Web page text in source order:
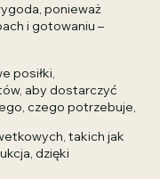
ponieważ
i gotowaniu –
posiłki,
aby dostarczyć
czego potrzebuje,
takich jak
dzięki